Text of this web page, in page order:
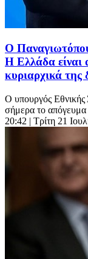
Ο
Η Ελλάδα είναι
κυριαρχικά της
O υπουργός
σήμερα το απόγευμα
20:42 | Τρίτη 21